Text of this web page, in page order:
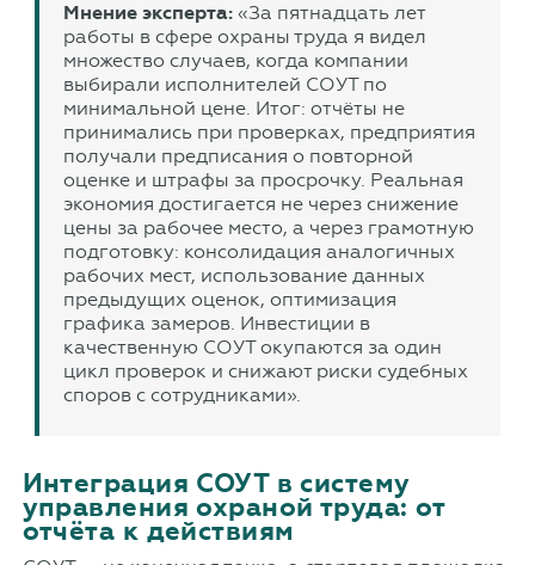
Мнение эксперта:«За пятнадцать лет
работы в сфере охраны труда я видел
множество случаев, когда компании
выбирали исполнителей СОУТ по
минимальной цене. Итог: отчёты не
принимались при проверках, предприятия
получали предписания о повторной
оценке и штрафы за просрочку. Реальная
экономия достигается не через снижение
цены за рабочее место, а через грамотную
подготовку: консолидация аналогичных
рабочих мест, использование данных
предыдущих оценок, оптимизация
графика замеров. Инвестиции в
качественную СОУТ окупаются за один
цикл проверок и снижают риски судебных
споров с сотрудниками».
Интеграция СОУТ в систему
управления охраной труда: от
отчёта к действиям